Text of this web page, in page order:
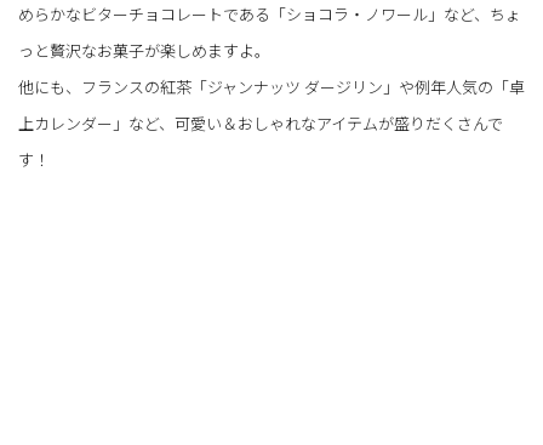
めらかなビターチョコレートである「ショコラ・ノワール」など、ちょ
っと贅沢なお菓子が楽しめますよ。
他にも、フランスの紅茶「ジャンナッツ ダージリン」や例年人気の「卓
上カレンダー」など、可愛い＆おしゃれなアイテムが盛りだくさんで
す！